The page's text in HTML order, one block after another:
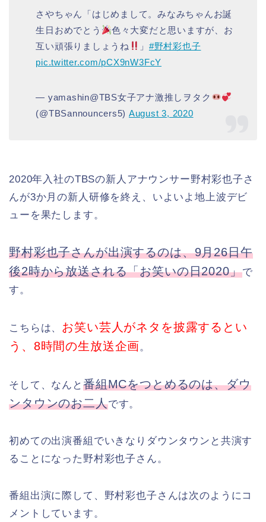
さやちゃん「はじめまして。みなみちゃんお誕
生日おめでとう
色々大変だと思いますが、お
互い頑張りましょうね
」 #野村彩也子
pic.twitter.com/pCX9nW3FcY
— yamashin@TBS女子アナ激推しヲタク
(@TBSannouncers5) August 3, 2020
2020年入社のTBSの新人アナウンサー野村彩也子さ
んが3か月の新人研修を終え、いよいよ地上波デビ
ューを果たします。
野村彩也子さんが出演するのは、9月26日午
後2時から放送される「お笑いの日2020」で
す。
こちらは、 お笑い芸人がネタを披露するとい
う、8時間の生放送企画。
そして、なんと 番組MCをつとめるのは、ダウ
ンタウンのお二人です。
初めての出演番組でいきなりダウンタウンと共演す
ることになった野村彩也子さん。
番組出演に際して、野村彩也子さんは次のようにコ
メントしています。